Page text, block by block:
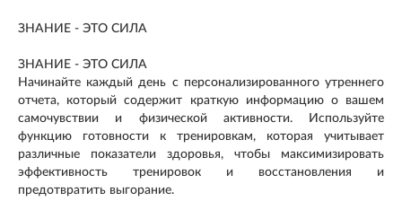
ЗНАНИЕ - ЭТО СИЛА
ЗНАНИЕ - ЭТО СИЛА
Начинайте каждый день с персонализированного утреннего
отчета, который содержит краткую информацию о вашем
самочувствии и физической активности. Используйте
функцию готовности к тренировкам, которая учитывает
различные показатели здоровья, чтобы максимизировать
эффективность тренировок и восстановления и
предотвратить выгорание.